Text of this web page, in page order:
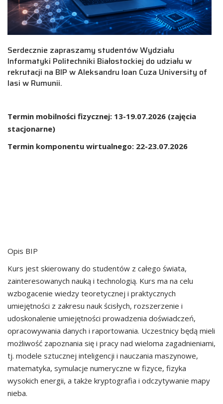
Serdecznie zapraszamy studentów Wydziału
Informatyki Politechniki Białostockiej do udziału w
rekrutacji na BIP w Aleksandru Ioan Cuza University of
Iasi w Rumunii.
Termin mobilności fizycznej: 13-19.07.2026 (zajęcia
stacjonarne)
Termin komponentu wirtualnego: 22-23.07.2026
Opis BIP
Kurs jest skierowany do studentów z całego świata,
zainteresowanych nauką i technologią. Kurs ma na celu
wzbogacenie wiedzy teoretycznej i praktycznych
umiejętności z zakresu nauk ścisłych, rozszerzenie i
udoskonalenie umiejętności prowadzenia doświadczeń,
opracowywania danych i raportowania. Uczestnicy będą mieli
możliwość zapoznania się i pracy nad wieloma zagadnieniami,
tj. modele sztucznej inteligencji i nauczania maszynowe,
matematyka, symulacje numeryczne w fizyce, fizyka
wysokich energii, a także kryptografia i odczytywanie mapy
nieba.